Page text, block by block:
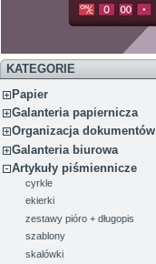
KATEGORIE
Papier
Galanteria papiernicza
Organizacja dokumentów
Galanteria biurowa
Artykuły piśmiennicze
cyrkle
ekierki
zestawy pióro + długopis
szablony
skalówki